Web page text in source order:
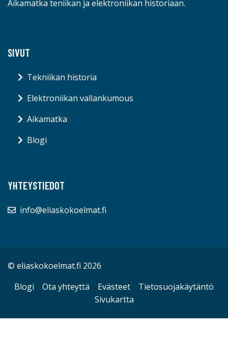
Aikamatka teniikan ja elektroniikan historiaan.
SIVUT
Tekniikan historia
Elektroniikan vallankumous
Aikamatka
Blogi
YHTEYSTIEDOT
info@eliaskokoelmat.fi
© eliaskokoelmat.fi 2026
Blogi
Ota yhteyttä Evästeet
Tietosuojakäytäntö
Sivukartta